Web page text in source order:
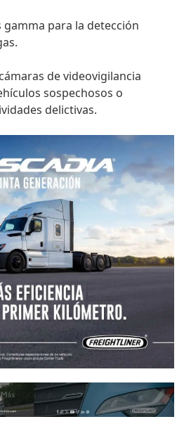
gamma para la detección
de videovigilancia
sospechosos o
delictivas.